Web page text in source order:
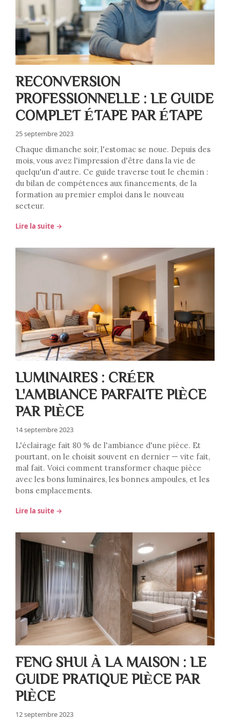
RECONVERSION
PROFESSIONNELLE : LE GUIDE
COMPLET ÉTAPE PAR ÉTAPE
25 septembre 2023
Chaque dimanche soir, l'estomac se noue. Depuis des
mois, vous avez l'impression d'être dans la vie de
quelqu'un d'autre. Ce guide traverse tout le chemin :
du bilan de compétences aux financements, de la
formation au premier emploi dans le nouveau
secteur.
Lire la suite →
LUMINAIRES : CRÉER
L'AMBIANCE PARFAITE PIÈCE
PAR PIÈCE
14 septembre 2023
L'éclairage fait 80 % de l'ambiance d'une pièce. Et
pourtant, on le choisit souvent en dernier — vite fait,
mal fait. Voici comment transformer chaque pièce
avec les bons luminaires, les bonnes ampoules, et les
bons emplacements.
Lire la suite →
FENG SHUI À LA MAISON : LE
GUIDE PRATIQUE PIÈCE PAR
PIÈCE
12 septembre 2023